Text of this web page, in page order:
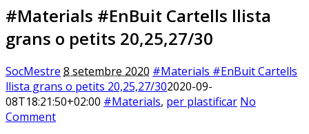
#Materials #EnBuit Cartells llista
grans o petits 20,25,27/30
SocMestre 8 setembre 2020 #Materials #EnBuit Cartells
llista grans o petits 20,25,27/302020-09-
08T18:21:50+02:00 #Materials, per plastificar No
Comment